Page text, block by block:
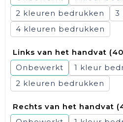
2
3
4
Links van het handvat
Onbewerkt
1
2
Rechts van het handvat